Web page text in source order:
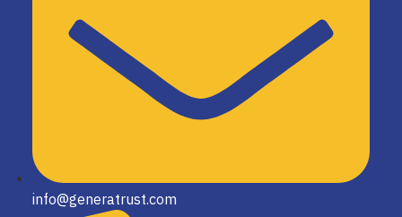
info@generatrust.com